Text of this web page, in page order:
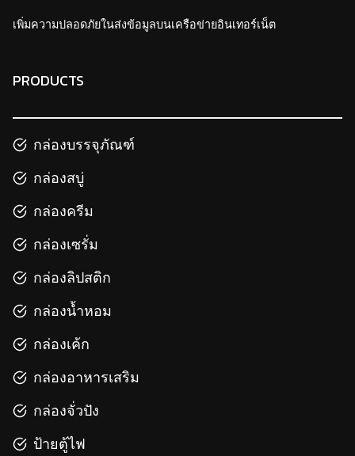
เพิ่มความปลอดภัยในส่งข้อมูลบนเครือข่ายอินเทอร์เน็ต
PRODUCTS
กล่องบรรจุภัณฑ์
กล่องสบู่
กล่องครีม
กล่องเซรั่ม
กล่องลิปสติก
กล่องน้ำหอม
กล่องเค้ก
กล่องอาหารเสริม
กล่องจั่วปัง
ป้ายตู้ไฟ